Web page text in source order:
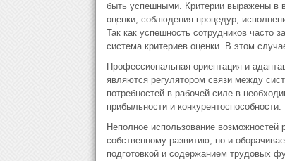
быть успешными. Критерии выражены в
оценки, соблюдения процедур,
Так как успешность сотрудников часто
система критериев оценки. В этом
Профессиональная ориентация и
являются регулятором связи между
потребностей в рабочей силе в
прибыльности и конкурентоспособности.
Неполное использование возможностей
собственному развитию, но и
подготовкой и содержанием трудовых